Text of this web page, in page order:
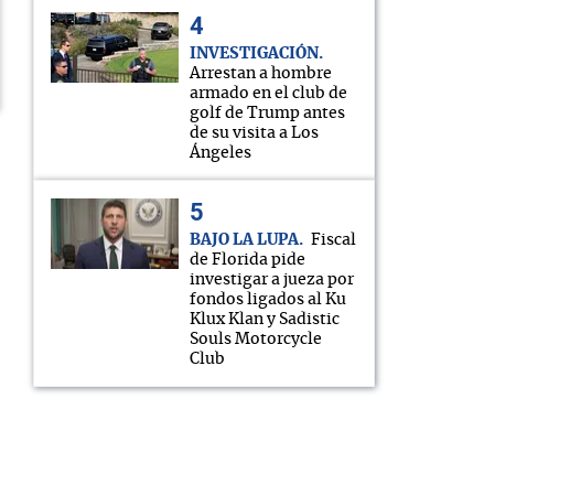
INVESTIGACIÓN
Arrestan a hombre
armado en el club de
golf de Trump antes
de su visita a Los
Ángeles
BAJO LA LUPA
Fiscal
de Florida pide
investigar a jueza por
fondos ligados al Ku
Klux Klan y Sadistic
Souls Motorcycle
Club